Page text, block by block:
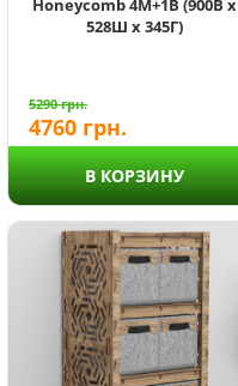
Honeycomb 4М+1В (900В х
528Ш х 345Г)
5290грн.
4760 грн.
В КОРЗИНУ